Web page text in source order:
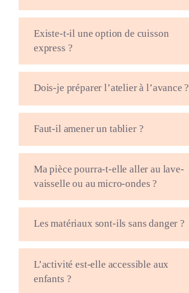
Existe-t-il une option de cuisson
express ?
Dois-je préparer l’atelier à l’avance ?
Faut-il amener un tablier ?
Ma pièce pourra-t-elle aller au lave-
vaisselle ou au micro-ondes ?
Les matériaux sont-ils sans danger ?
L’activité est-elle accessible aux
enfants ?